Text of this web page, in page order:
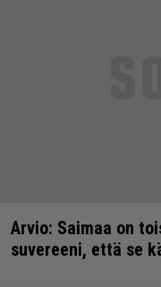
Arvio: Saimaa on
suvereeni, että se